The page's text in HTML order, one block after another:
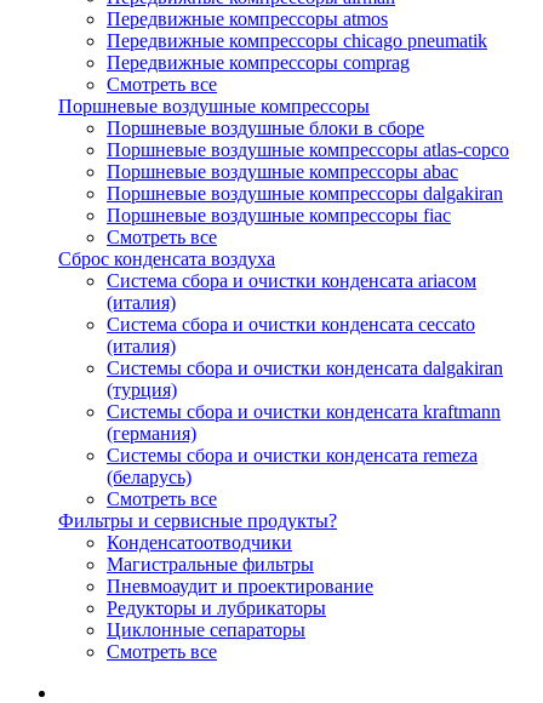
Передвижные компрессоры atmos
Передвижные компрессоры chicago pneumatik
Передвижные компрессоры comprag
Смотреть все
Поршневые воздушные компрессоры
Поршневые воздушные блоки в сборе
Поршневые воздушные компрессоры atlas-copco
Поршневые воздушные компрессоры abac
Поршневые воздушные компрессоры dalgakiran
Поршневые воздушные компрессоры fiac
Смотреть все
Сброс конденсата воздуха
Система сбора и очистки конденсата ariacом
(италия)
Система сбора и очистки конденсата ceccato
(италия)
Системы сбора и очистки конденсата dalgakiran
(турция)
Системы сбора и очистки конденсата kraftmann
(германия)
Системы сбора и очистки конденсата remeza
(беларусь)
Смотреть все
Фильтры и сервисные продукты?
Конденсатоотводчики
Магистральные фильтры
Пневмоаудит и проектирование
Редукторы и лубрикаторы
Циклонные сепараторы
Смотреть все